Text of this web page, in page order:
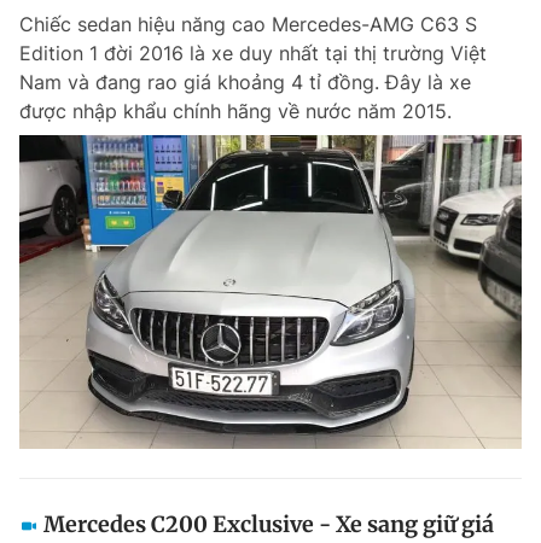
Chiếc sedan hiệu năng cao Mercedes-AMG C63 S
Edition 1 đời 2016 là xe duy nhất tại thị trường Việt
Nam và đang rao giá khoảng 4 tỉ đồng. Đây là xe
được nhập khẩu chính hãng về nước năm 2015.
Mercedes C200 Exclusive - Xe sang giữ giá